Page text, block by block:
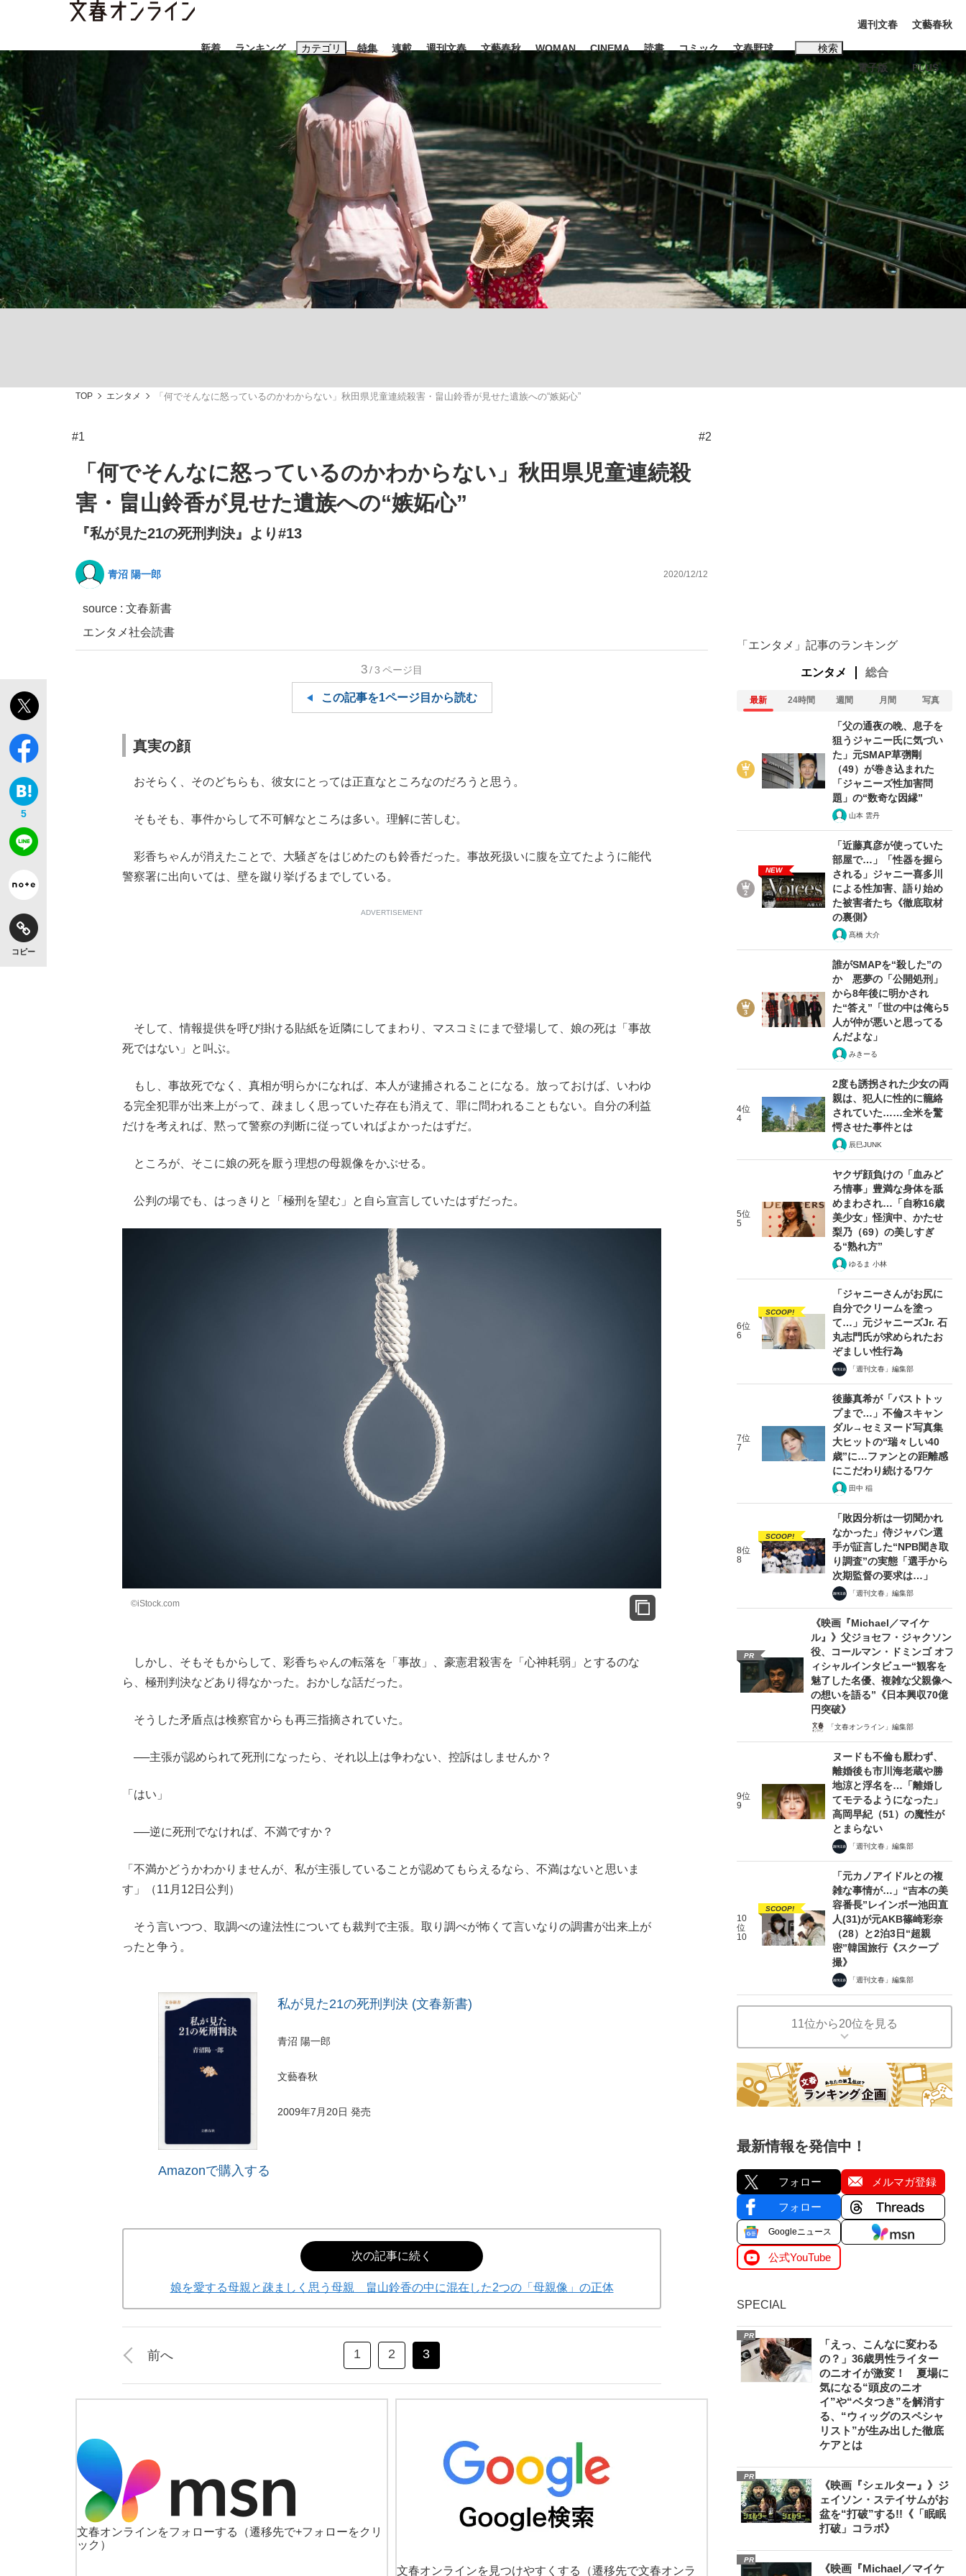
新着 ランキング カテゴリ
スクープ ニュース エンタメ ライフ ビジネス インタビュー 読書
「90%は失敗する。でも…」本田圭佑が初めて明かした日本代表監督に... 「最悪の空気のまま解散」WBC日本代表“敗戦”の真実 選手が明かす...
「目標達成できなかったからと言って…」サッカー日本代表・森保一監督...
特集
終戦から81年
観る将棋、読む将棋
連載 週刊文春 文藝春秋 WOMAN CINEMA 読書 コミック 文春野球 検索
キーワード入力
おすすめのキーワードタグ一覧
#藤田晋 #三山凌輝 #高市早苗 #後藤真希 #森岡毅 #城彰二 #内田有紀
#松田聖子
#玉木雄一郎
#亀和田武
週刊文春
電子版
文藝春秋
PLUS
TOP エンタメ 「何でそんなに怒っているのかわからない」秋田県児童連続殺害・畠山鈴香が見せた遺族への“嫉妬心”
#1 #2
「何でそんなに怒っているのかわからない」秋田県児童連続殺
害・畠山鈴香が見せた遺族への“嫉妬心”
『私が見た21の死刑判決』より#13
青沼 陽一郎 2020/12/12
source : 文春新書
エンタメ社会読書
5
コピー
3/3 ページ目
この記事を1ページ目から読む
真実の顔
おそらく、そのどちらも、彼女にとっては正直なところなのだろうと思う。
そもそも、事件からして不可解なところは多い。理解に苦しむ。
彩香ちゃんが消えたことで、大騒ぎをはじめたのも鈴香だった。事故死扱いに腹を立てたように能代
警察署に出向いては、壁を蹴り挙げるまでしている。
ADVERTISEMENT
そして、情報提供を呼び掛ける貼紙を近隣にしてまわり、マスコミにまで登場して、娘の死は「事故
死ではない」と叫ぶ。
もし、事故死でなく、真相が明らかになれば、本人が逮捕されることになる。放っておけば、いわゆ
る完全犯罪が出来上がって、疎ましく思っていた存在も消えて、罪に問われることもない。自分の利益
だけを考えれば、黙って警察の判断に従っていればよかったはずだ。
ところが、そこに娘の死を厭う理想の母親像をかぶせる。
公判の場でも、はっきりと「極刑を望む」と自ら宣言していたはずだった。
©iStock.com
しかし、そもそもからして、彩香ちゃんの転落を「事故」、豪憲君殺害を「心神耗弱」とするのな
ら、極刑判決などあり得なかった。おかしな話だった。
そうした矛盾点は検察官からも再三指摘されていた。
──主張が認められて死刑になったら、それ以上は争わない、控訴はしませんか？
「はい」
──逆に死刑でなければ、不満ですか？
「不満かどうかわかりませんが、私が主張していることが認めてもらえるなら、不満はないと思いま
す」（11月12日公判）
そう言いつつ、取調べの違法性についても裁判で主張。取り調べが怖くて言いなりの調書が出来上が
ったと争う。
私が見た21の死刑判決 (文春新書)
青沼 陽一郎
文藝春秋
2009年7月20日 発売
Amazonで購入する
次の記事に続く
娘を愛する母親と疎ましく思う母親 畠山鈴香の中に混在した2つの「母親像」の正体
前へ 1 2 3
文春オンラインをフォローする
（遷移先で+フォローをクリ
ック）
文春オンラインを見つけやすくする （遷移先で文春オンラ
「エンタメ」記事のランキング
エンタメ 総合
最新 24時間 週間 月間 写真
「父の通夜の晩、息子を
狙うジャニー氏に気づい
た」元SMAP草彅剛
（49）が巻き込まれた
「ジャニーズ性加害問
題」の“数奇な因縁”
山本 雲丹
NEW
「近藤真彦が使っていた
部屋で…」「性器を握ら
される」ジャニー喜多川
による性加害、語り始め
た被害者たち《徹底取材
の裏側》
髙橋 大介
誰がSMAPを“殺した”の
か 悪夢の「公開処刑」
から8年後に明かされ
た“答え”「世の中は俺ら5
人が仲が悪いと思ってる
んだよな」
みきーる
4位
4
2度も誘拐された少女の両
親は、犯人に性的に籠絡
されていた……全米を驚
愕させた事件とは
辰巳JUNK
5位
5
ヤクザ顔負けの「血みど
ろ情事」豊満な身体を舐
めまわされ…「自称16歳
美少女」怪演中、かたせ
梨乃（69）の美しすぎ
る“熟れ方”
ゆるま 小林
6位
6
SCOOP!
「ジャニーさんがお尻に
自分でクリームを塗っ
て…」元ジャニーズJr. 石
丸志門氏が求められたお
ぞましい性行為
「週刊文春」編集部
7位
7
後藤真希が「バストトッ
プまで…」不倫スキャン
ダル→セミヌード写真集
大ヒットの“瑞々しい40
歳”に…ファンとの距離感
にこだわり続けるワケ
田中 稲
8位
8
SCOOP!
「敗因分析は一切聞かれ
なかった」侍ジャパン選
手が証言した“NPB聞き取
り調査”の実態「選手から
次期監督の要求は…」
「週刊文春」編集部
PR
《映画『Michael／マイケ
ル』》父ジョセフ・ジャクソン
役、コールマン・ドミンゴ オフ
ィシャルインタビュー“観客を
魅了した名優、複雑な父親像へ
の想いを語る”《日本興収70億
円突破》
「文春オンライン」編集部
9位
9
ヌードも不倫も厭わず、
離婚後も市川海老蔵や勝
地涼と浮名を…「離婚し
てモテるようになった」
高岡早紀（51）の魔性が
とまらない
「週刊文春」編集部
10
位
10
SCOOP!
「元カノアイドルとの複
雑な事情が…」“吉本の美
容番長”レインボー池田直
人(31)が元AKB篠崎彩奈
（28）と2泊3日“超親
密”韓国旅行《スクープ
撮》
「週刊文春」編集部
11位から20位を見る
最新情報を発信中！
フォロー メルマガ登録
フォロー
Googleニュース
公式YouTube
SPECIAL
PR
「えっ、こんなに変わる
の？」36歳男性ライター
のニオイが激変！ 夏場に
気になる“頭皮のニオ
イ”や“ベタつき”を解消す
る、“ウィッグのスペシャ
リスト”が生み出した徹底
ケアとは
PR
《映画『シェルター』》ジ
ェイソン・ステイサムがお
盆を“打破”する!!《「眠眠
打破」コラボ》
PR
《映画『Michael／マイケ